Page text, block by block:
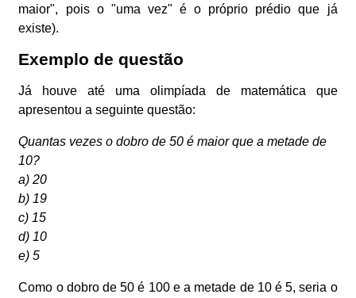
maior", pois o "uma vez" é o próprio prédio que já
existe).
Exemplo de questão
Já houve até uma olimpíada de matemática que
apresentou a seguinte questão:
Quantas vezes o dobro de 50 é maior que a metade de
10?
a) 20
b) 19
c) 15
d) 10
e) 5
Como o dobro de 50 é 100 e a metade de 10 é 5, seria o